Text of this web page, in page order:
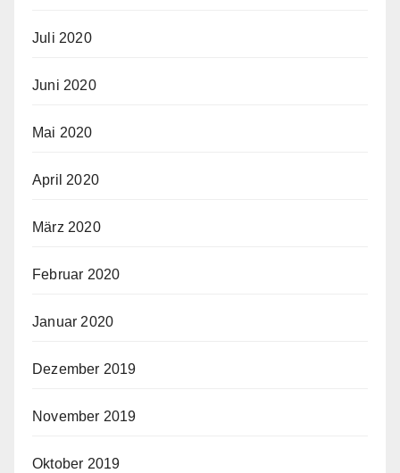
Juli 2020
Juni 2020
Mai 2020
April 2020
März 2020
Februar 2020
Januar 2020
Dezember 2019
November 2019
Oktober 2019